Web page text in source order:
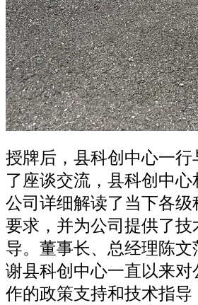
授牌后，县科创中心一
了座谈交流，县科创中心
公司详细解读了当下各级
要求，并为公司提供了技
导。董事长、总经理陈
谢县科创中心一直以来对
作的政策支持和技术指导